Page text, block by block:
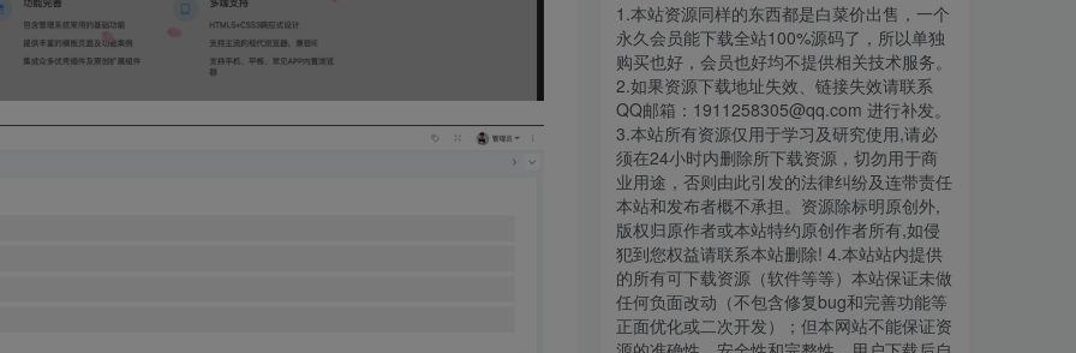
1.本站资源同样的东西都是白菜价出售，一个
永久会员能下载全站100%源码了，所以单独
购买也好，会员也好均不提供相关技术服务。
2.如果资源下载地址失效、链接失效请联系
QQ邮箱：1911258305@qq.com 进行补发。
3.本站所有资源仅用于学习及研究使用,请必
须在24小时内删除所下载资源，切勿用于商
业用途，否则由此引发的法律纠纷及连带责任
本站和发布者概不承担。资源除标明原创外,
版权归原作者或本站特约原创作者所有,如侵
犯到您权益请联系本站删除! 4.本站站内提供
的所有可下载资源（软件等等）本站保证未做
任何负面改动（不包含修复bug和完善功能等
正面优化或二次开发）；但本网站不能保证资